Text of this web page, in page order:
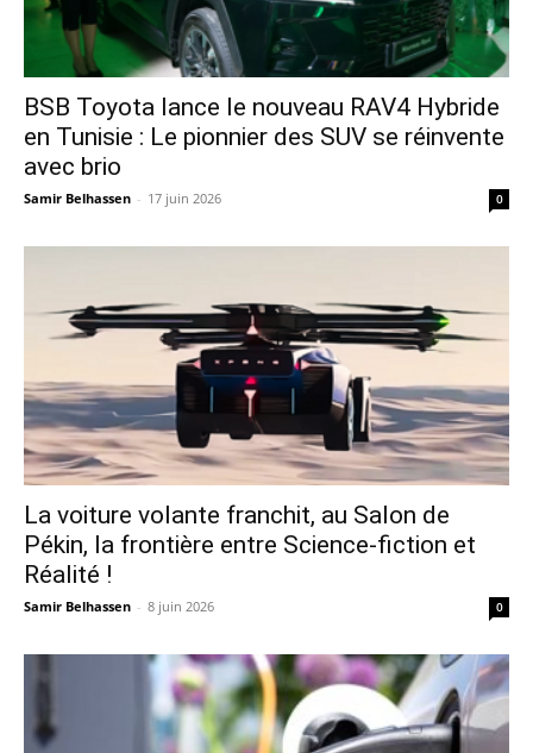
​BSB Toyota lance le nouveau RAV4 Hybride
en Tunisie : Le pionnier des SUV se réinvente
avec brio
Samir Belhassen - 17 juin 2026 0
La voiture volante franchit, au Salon de
Pékin, la frontière entre Science-fiction et
Réalité !
Samir Belhassen - 8 juin 2026 0